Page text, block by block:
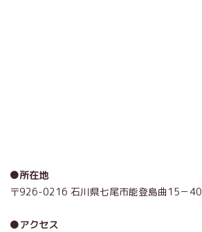
●所在地
〒926-0216 石川県七尾市能登島曲15－40
●アクセス